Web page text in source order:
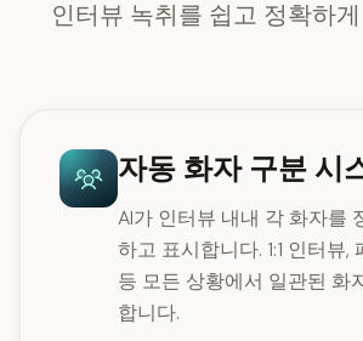
인터뷰 녹취를 쉽고 정확하
자동 화자 구분 시
AI가 인터뷰 내내 각 화자를
하고 표시합니다. 1:1 인터뷰,
등 모든 상황에서 일관된 화
합니다.